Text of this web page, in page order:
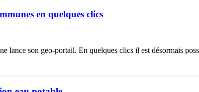
en quelques clics
lance son geo-portail. En quelques clics il est désormais